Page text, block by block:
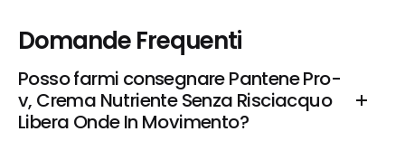
Domande Frequenti
Posso farmi consegnare Pantene Pro-
v, Crema Nutriente Senza Risciacquo
Libera Onde In Movimento?